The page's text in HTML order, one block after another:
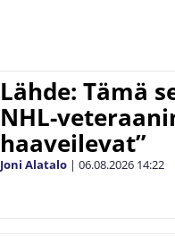
Lähde: Tämä
NHL-
haaveilevat”
Joni Alatalo | 06.08.2026 14:22